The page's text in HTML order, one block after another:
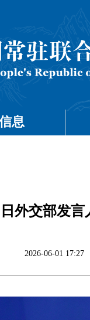
息
日外交部发
2026-06-01